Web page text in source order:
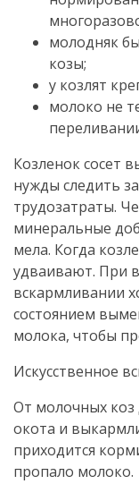
молодняк
козы;
у козлят
молоко не
Козленок сосет
нужды следить
трудозатраты.
минеральные
мела. Когда
удваивают. При
вскармливании
состоянием
молока, чтобы
Искусственное
От молочных коз
окота и
приходится
пропало молоко.